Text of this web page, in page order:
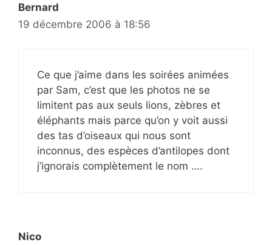
Bernard
19 décembre 2006 à 18:56
Ce que j’aime dans les soirées animées
par Sam, c’est que les photos ne se
limitent pas aux seuls lions, zèbres et
éléphants mais parce qu’on y voit aussi
des tas d’oiseaux qui nous sont
inconnus, des espèces d’antilopes dont
j’ignorais complètement le nom ….
Nico